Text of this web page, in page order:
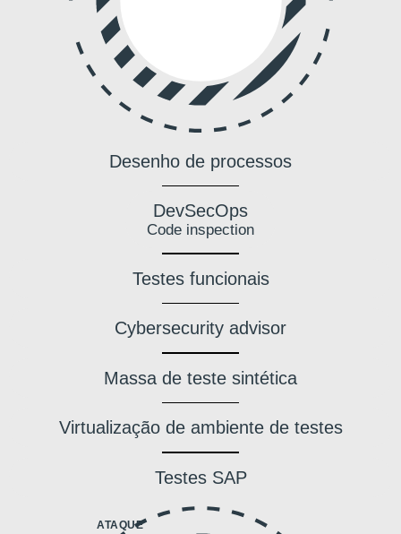
Desenho de processos
DevSecOps
Code inspection
Testes funcionais
Cybersecurity advisor
Massa de teste sintética
Virtualização de ambiente de testes
Testes SAP
ATAQUE